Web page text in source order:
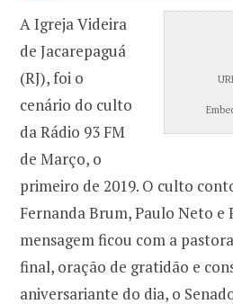
A Igreja Videira
de Jacarepaguá
(RJ), foi o
cenário do culto
da Rádio 93 FM
de Março, o
primeiro de 2019. O culto
Fernanda Brum, Paulo Neto e
mensagem ficou com a
final, oração de gratidão e
aniversariante do dia, o